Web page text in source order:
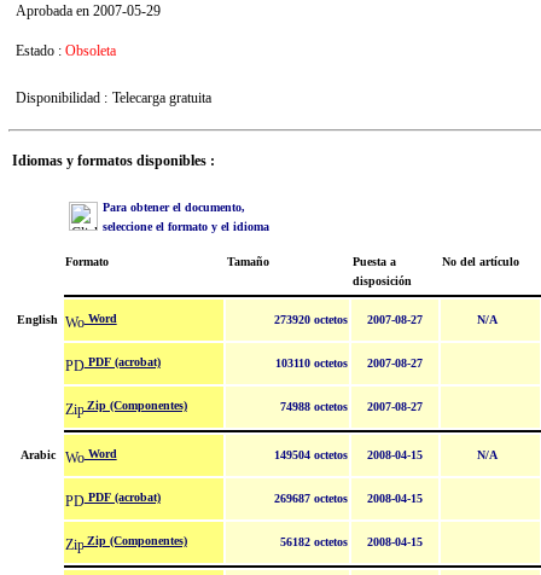
Aprobada en 2007-05-29
Estado : Obsoleta
Disponibilidad : Telecarga gratuita
Idiomas y formatos disponibles :
Para obtener el documento,
seleccione el formato y el idioma
Formato Tamaño
Puesta a
disposición
No del artículo
English Word 273920 octetos 2007-08-27 N/A
PDF (acrobat) 103110 octetos 2007-08-27
Zip (Componentes) 74988 octetos 2007-08-27
Arabic Word 149504 octetos 2008-04-15 N/A
PDF (acrobat) 269687 octetos 2008-04-15
Zip (Componentes) 56182 octetos 2008-04-15